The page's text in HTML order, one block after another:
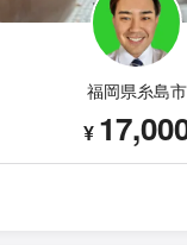
福岡県糸島市
¥